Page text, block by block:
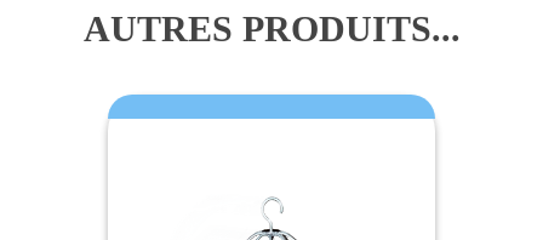
AUTRES PRODUITS...